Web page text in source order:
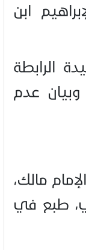
ابن
الرابطة
عدم
مالك،
طبع في